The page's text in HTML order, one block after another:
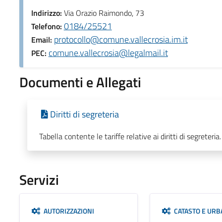
Indirizzo: Via Orazio Raimondo, 73
Telefono: 0184/25521
Email: protocollo@comune.vallecrosia.im.it
PEC: comune.vallecrosia@legalmail.it
Documenti e Allegati
Diritti di segreteria
Tabella contente le tariffe relative ai diritti di segreteria.
Servizi
AUTORIZZAZIONI CATASTO E